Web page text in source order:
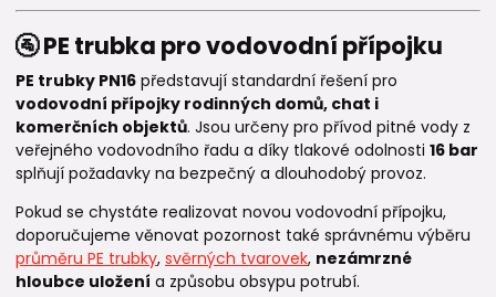
🚰 PE trubka pro vodovodní přípojku
PE trubky PN16 představují standardní řešení pro
vodovodní přípojky rodinných domů, chat i
komerčních objektů. Jsou určeny pro přívod pitné vody z
veřejného vodovodního řadu a díky tlakové odolnosti 16 bar
splňují požadavky na bezpečný a dlouhodobý provoz.
Pokud se chystáte realizovat novou vodovodní přípojku,
doporučujeme věnovat pozornost také správnému výběru
průměru PE trubky, svěrných tvarovek, nezámrzné
hloubce uložení a způsobu obsypu potrubí.